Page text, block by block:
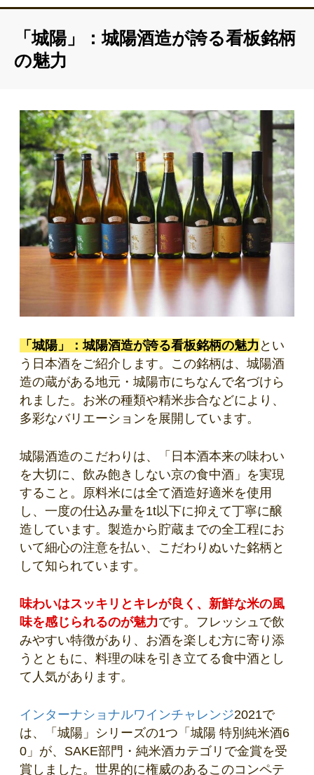
「城陽」：城陽酒造が誇る看板銘柄
の魅力
「城陽」：城陽酒造が誇る看板銘柄の魅力 とい
う日本酒をご紹介します。この銘柄は、城陽酒
造の蔵がある地元・城陽市にちなんで名づけら
れました。お米の種類や精米歩合などにより、
多彩なバリエーションを展開しています。
城陽酒造のこだわりは、「日本酒本来の味わい
を大切に、飲み飽きしない京の食中酒」を実現
すること。原料米には全て酒造好適米を使用
し、一度の仕込み量を1t以下に抑えて丁寧に醸
造しています。製造から貯蔵までの全工程にお
いて細心の注意を払い、こだわりぬいた銘柄と
して知られています。
味わいはスッキリとキレが良く、新鮮な米の風
味を感じられるのが魅力です。フレッシュで飲
みやすい特徴があり、お酒を楽しむ方に寄り添
うとともに、料理の味を引き立てる食中酒とし
て人気があります。
インターナショナルワインチャレンジ2021で
は、「城陽」シリーズの1つ「城陽 特別純米酒6
0」が、SAKE部門・純米酒カテゴリで金賞を受
賞しました。世界的に権威のあるこのコンペテ